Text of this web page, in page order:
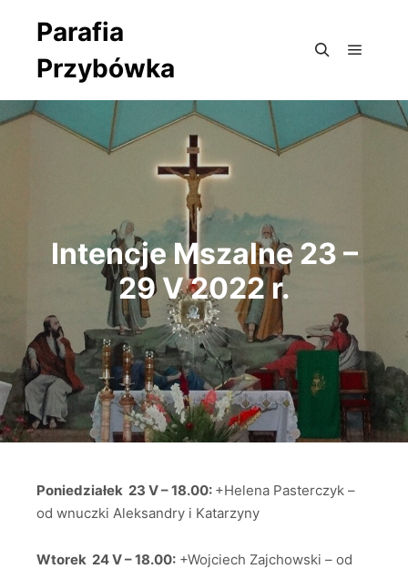
Parafia
Przybówka
Intencje Mszalne 23 –
29 V 2022 r.
Poniedziałek 23 V – 18.00: +Helena Pasterczyk –
od wnuczki Aleksandry i Katarzyny
Wtorek 24 V – 18.00: +Wojciech Zajchowski – od